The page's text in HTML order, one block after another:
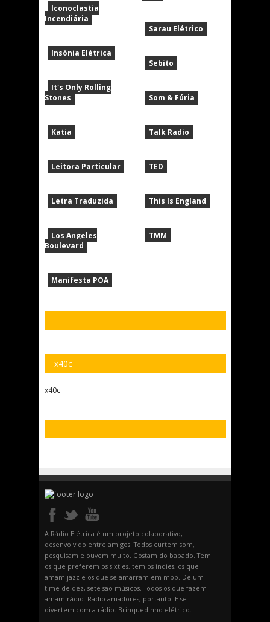
Iconoclastia
Incendiária
Insônia Elétrica
It's Only Rolling
Stones
Katia
Leitora Particular
Letra Traduzida
Los Angeles
Boulevard
Manifesta POA
Sarau Elétrico
Sebito
Som & Fúria
Talk Radio
TED
This Is England
TMM
x40c
x40c
A Rádio Elétrica é um projeto colaborativo,
desenvolvido entre amigos. Todos curtem som,
pesquisam e ouvem muito. Gostam do babado. Tem
os que preferem os sixties, tem os indies, os que
amam jazz e os que se amarram em mpb. De um
time de dez, sete são músicos. Todos os que fazem
amam rádio. Rádio amadores, portanto. E se
divertem com a rádio. Brinquedinho elétrico.